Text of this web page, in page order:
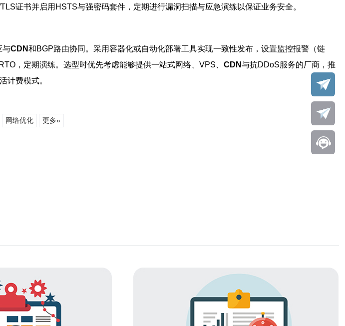
证书并启用HSTS与强密码套件，定期进行漏洞扫描与应急演练以保证业务安全。
与CDN和BGP路由协同。采用容器化或自动化部署工具实现一致性发布，设置监控报警（链
，定期演练。选型时优先考虑能够提供一站式网络、VPS、 CDN与抗DDoS服务的厂商，推
计费模式。
网络优化 更多»